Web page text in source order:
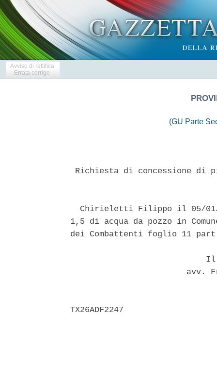
Avviso di rettifica
Errata corrige
(GU Parte
Richiesta di concessione di
Chirieletti Filippo il 05/
1,5 di acqua da pozzo in
dei Combattenti foglio 11
avv.